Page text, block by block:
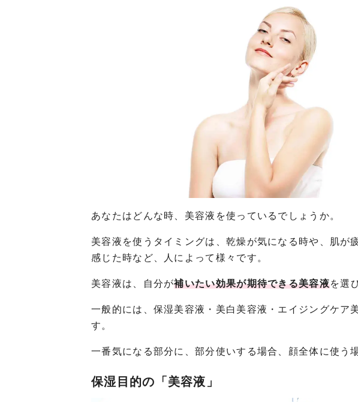
あなたはどんな時、美容液を使っているでしょうか。
美容液を使うタイミングは、乾燥が気になる時や、肌が
感じた時など、人によって様々です。
美容液は、自分が補いたい効果が期待できる美容液を選
一般的には、保湿美容液・美白美容液・エイジングケア
す。
一番気になる部分に、部分使いする場合、顔全体に使う
保湿目的の「美容液」